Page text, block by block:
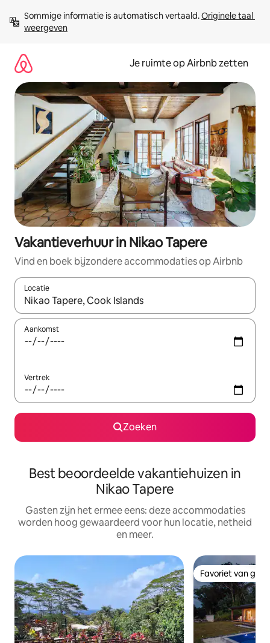
direct
naar
Sommige informatie is automatisch vertaald. Originele taal
weergeven
Je ruimte op Airbnb zetten
Vakantieverhuur in Nikao Tapere
Vind en boek bijzondere accommodaties op Airbnb
Locatie
Wanneer er suggesties beschikbaar zijn, maak je een keuze
Aankomst
Vertrek
Zoeken
Best beoordeelde vakantiehuizen in
Nikao Tapere
Gasten zijn het ermee eens: deze accommodaties
worden hoog gewaardeerd voor hun locatie, netheid
en meer.
Favoriet van
Favoriet van